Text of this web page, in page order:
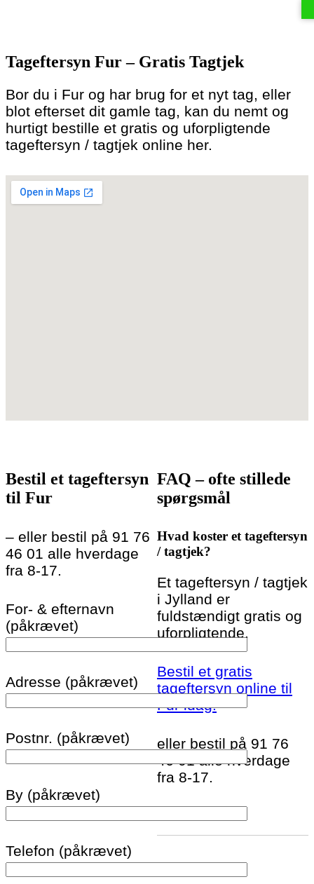
to
content
Tageftersyn Fur – Gratis Tagtjek
Bor du i Fur og har brug for et nyt tag, eller
blot efterset dit gamle tag, kan du nemt og
hurtigt bestille et gratis og uforpligtende
tageftersyn / tagtjek online her.
Bestil et tageftersyn
til Fur
– eller bestil på 91 76
46 01 alle hverdage
fra 8-17.
For- & efternavn
(påkrævet)
Adresse (påkrævet)
Postnr. (påkrævet)
By (påkrævet)
Telefon (påkrævet)
FAQ – ofte stillede
spørgsmål
Hvad koster et tageftersyn
/ tagtjek?
Et tageftersyn / tagtjek
i Jylland er
fuldstændigt gratis og
uforpligtende.
Bestil et gratis
tageftersyn online til
Fur idag!
eller bestil på 91 76
46 01 alle hverdage
fra 8-17.